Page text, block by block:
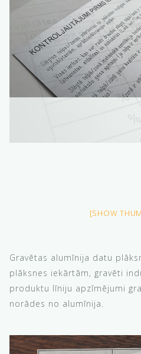
[SHOW
Gravētas alumīnija datu
plāksnes iekārtām, gravēti
produktu līniju apzīmējumi
norādes no alumīnija.